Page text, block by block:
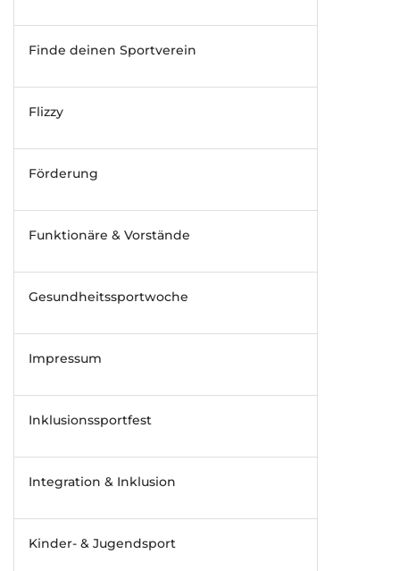
Finde deinen Sportverein
Flizzy
Förderung
Funktionäre & Vorstände
Gesundheitssportwoche
Impressum
Inklusionssportfest
Integration & Inklusion
Kinder- & Jugendsport